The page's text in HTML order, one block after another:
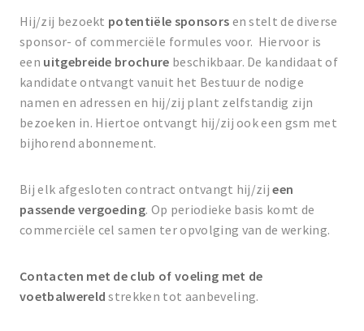
Hij/zij bezoekt potentiële sponsors en stelt de diverse
sponsor- of commerciële formules voor. Hiervoor is
een uitgebreide brochure beschikbaar. De kandidaat of
kandidate ontvangt vanuit het Bestuur de nodige
namen en adressen en hij/zij plant zelfstandig zijn
bezoeken in. Hiertoe ontvangt hij/zij ook een gsm met
bijhorend abonnement.
Bij elk afgesloten contract ontvangt hij/zijeen
passende vergoeding. Op periodieke basis komt de
commerciële cel samen ter opvolging van de werking.
Contacten met de club of voeling met de
voetbalwereld strekken tot aanbeveling.